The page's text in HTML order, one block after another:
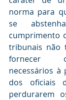
norma para
se
cumprimento
tribunais não
fornecer
necessários à
dos oficiais
perdurarem